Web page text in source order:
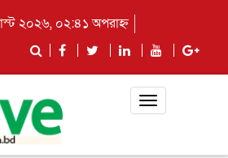
২০২৬, ০২:৪১ অপরাহ্ন
Toggle